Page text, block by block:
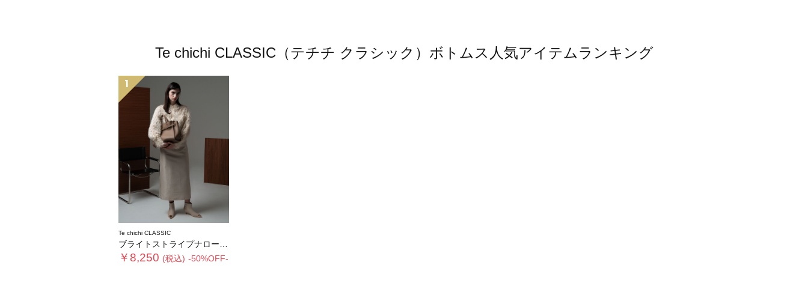
Te chichi CLASSIC（テチチ クラシック）ボトムス人気アイテムランキング
1
Te chichi CLASSIC
ブライトストライプナロースカート《2025winter catalog item》
￥8,250 (税込) -50%OFF-